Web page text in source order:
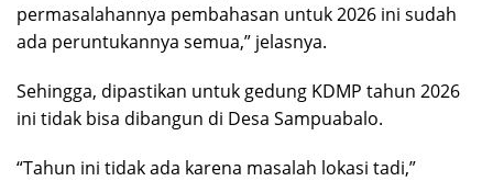
permasalahannya pembahasan untuk 2026 ini sudah
ada peruntukannya semua,” jelasnya.
Sehingga, dipastikan untuk gedung KDMP tahun 2026
ini tidak bisa dibangun di Desa Sampuabalo.
“Tahun ini tidak ada karena masalah lokasi tadi,”